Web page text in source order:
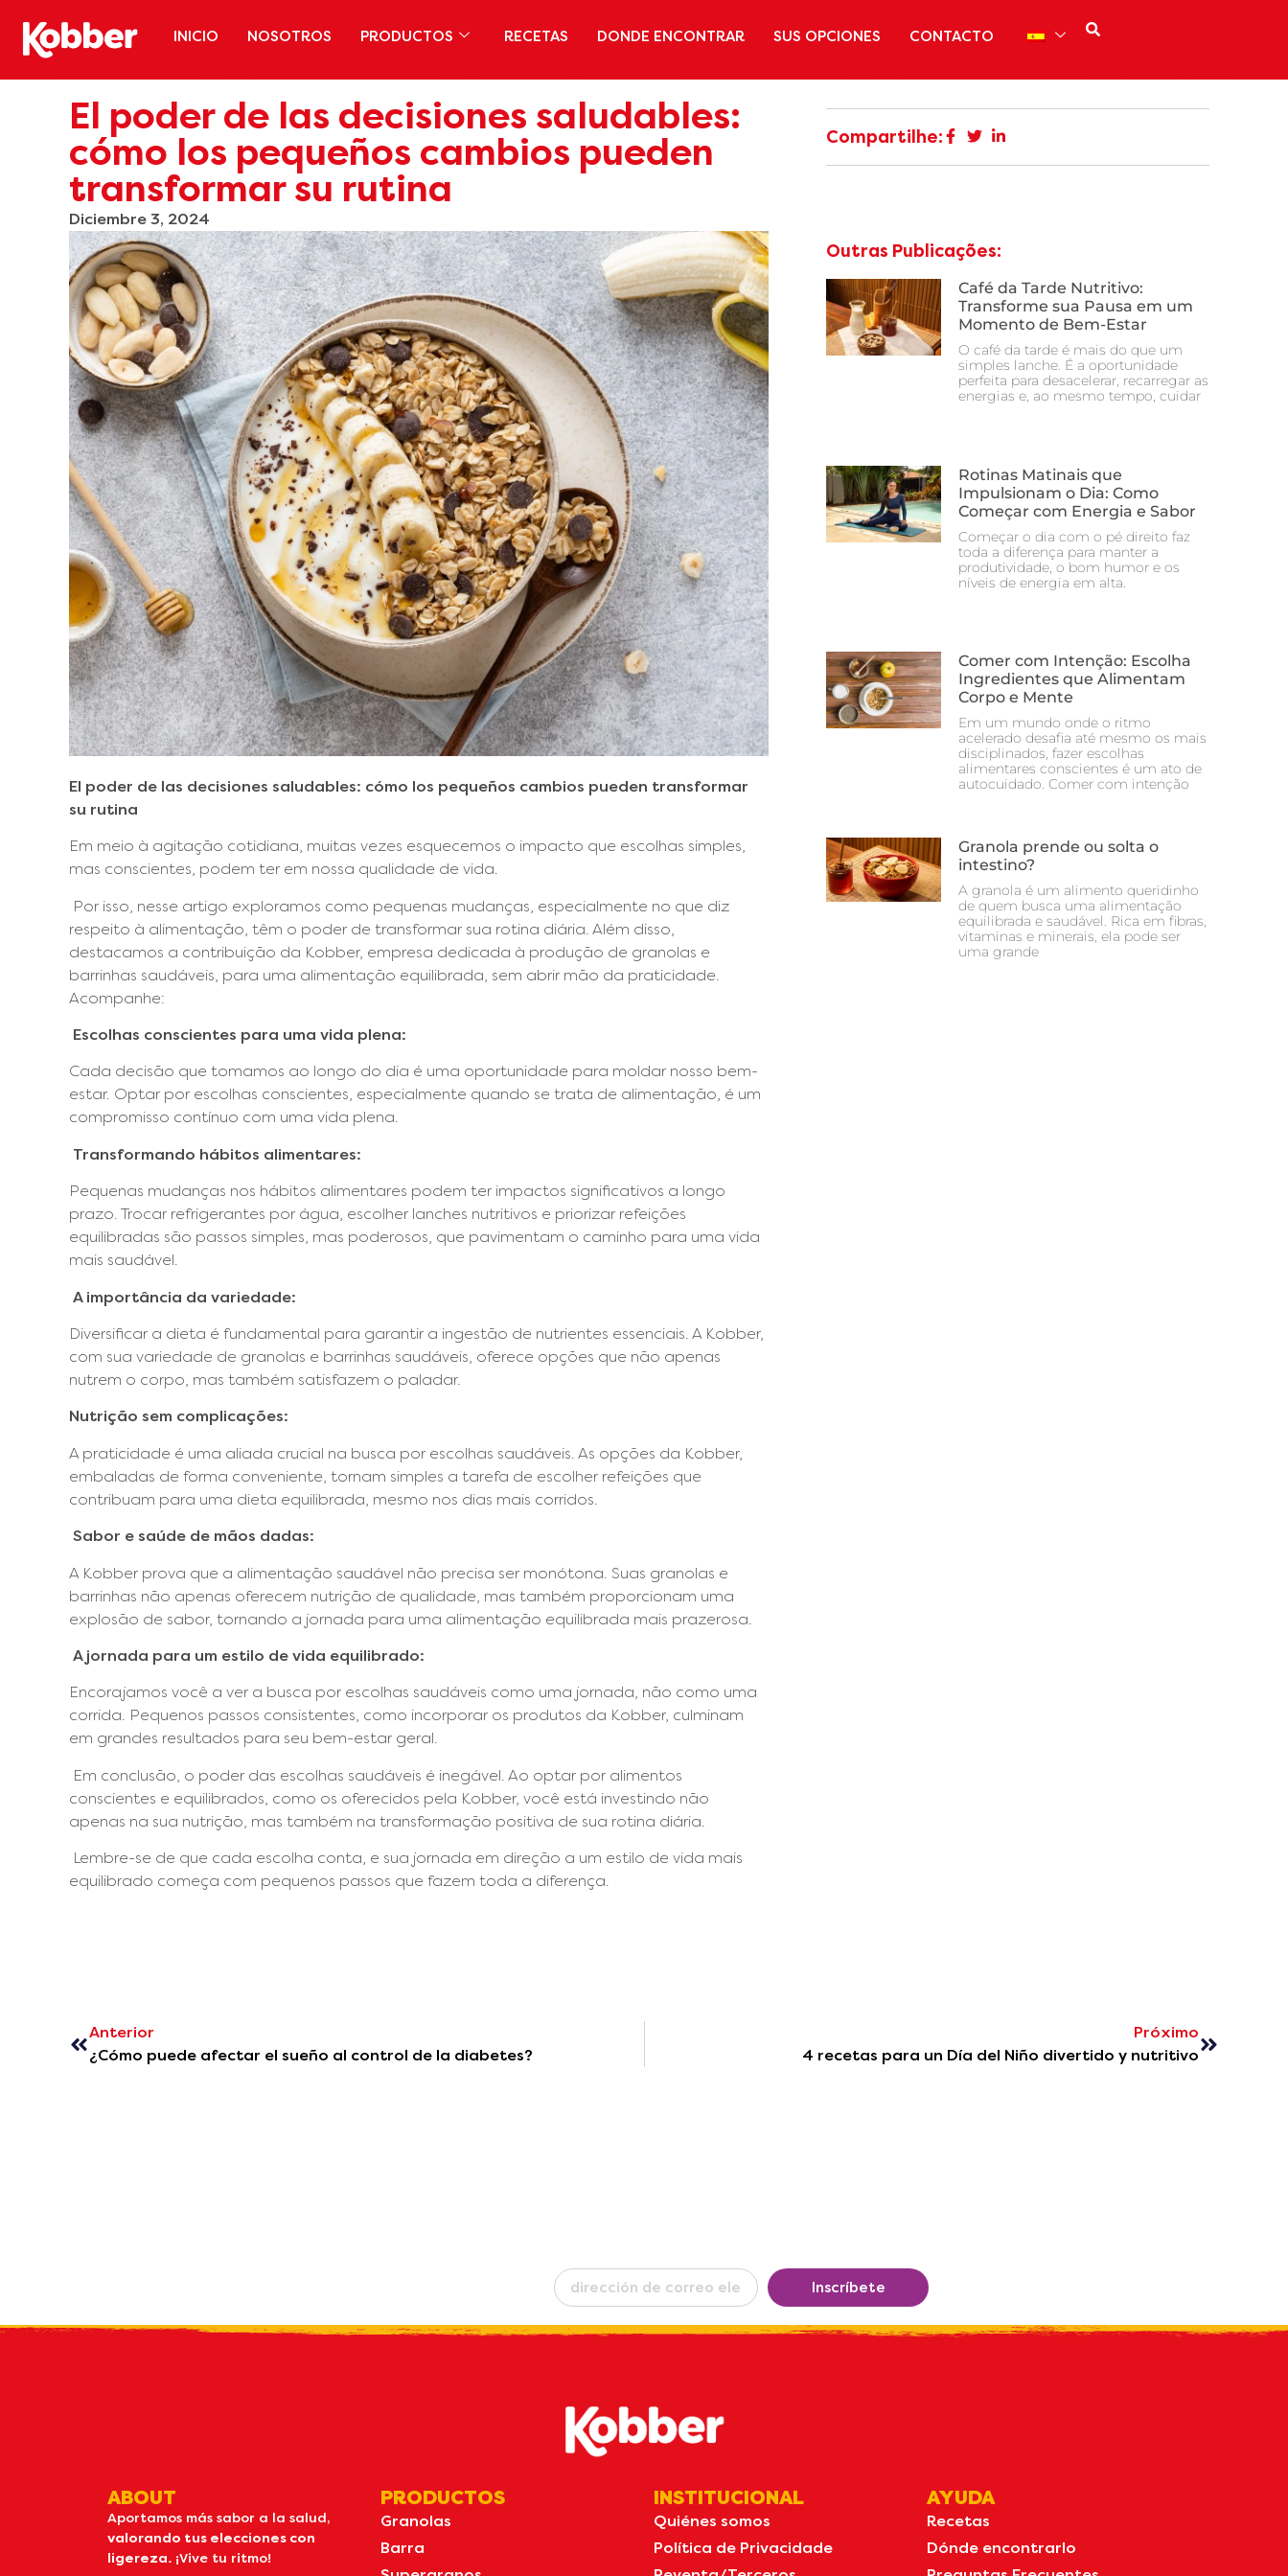
INICIO NOSOTROS PRODUCTOS RECETAS DONDE ENCONTRAR SUS OPCIONES CONTACTO
El poder de las decisiones saludables:
cómo los pequeños cambios pueden
transformar su rutina
Diciembre 3, 2024
El poder de las decisiones saludables: cómo los pequeños cambios pueden transformar
su rutina
Em meio à agitação cotidiana, muitas vezes esquecemos o impacto que escolhas simples,
mas conscientes, podem ter em nossa qualidade de vida.
Por isso, nesse artigo exploramos como pequenas mudanças, especialmente no que diz
respeito à alimentação, têm o poder de transformar sua rotina diária. Além disso,
destacamos a contribuição da Kobber, empresa dedicada à produção de granolas e
barrinhas saudáveis, para uma alimentação equilibrada, sem abrir mão da praticidade.
Acompanhe:
Escolhas conscientes para uma vida plena:
Cada decisão que tomamos ao longo do dia é uma oportunidade para moldar nosso bem-
estar. Optar por escolhas conscientes, especialmente quando se trata de alimentação, é um
compromisso contínuo com uma vida plena.
Transformando hábitos alimentares:
Pequenas mudanças nos hábitos alimentares podem ter impactos significativos a longo
prazo. Trocar refrigerantes por água, escolher lanches nutritivos e priorizar refeições
equilibradas são passos simples, mas poderosos, que pavimentam o caminho para uma vida
mais saudável.
A importância da variedade:
Diversificar a dieta é fundamental para garantir a ingestão de nutrientes essenciais. A Kobber,
com sua variedade de granolas e barrinhas saudáveis, oferece opções que não apenas
nutrem o corpo, mas também satisfazem o paladar.
Nutrição sem complicações:
A praticidade é uma aliada crucial na busca por escolhas saudáveis. As opções da Kobber,
embaladas de forma conveniente, tornam simples a tarefa de escolher refeições que
contribuam para uma dieta equilibrada, mesmo nos dias mais corridos.
Sabor e saúde de mãos dadas:
A Kobber prova que a alimentação saudável não precisa ser monótona. Suas granolas e
barrinhas não apenas oferecem nutrição de qualidade, mas também proporcionam uma
explosão de sabor, tornando a jornada para uma alimentação equilibrada mais prazerosa.
A jornada para um estilo de vida equilibrado:
Encorajamos você a ver a busca por escolhas saudáveis como uma jornada, não como uma
corrida. Pequenos passos consistentes, como incorporar os produtos da Kobber, culminam
em grandes resultados para seu bem-estar geral.
Em conclusão, o poder das escolhas saudáveis é inegável. Ao optar por alimentos
conscientes e equilibrados, como os oferecidos pela Kobber, você está investindo não
apenas na sua nutrição, mas também na transformação positiva de sua rotina diária.
Lembre-se de que cada escolha conta, e sua jornada em direção a um estilo de vida mais
equilibrado começa com pequenos passos que fazem toda a diferença.
Compartilhe:
Outras Publicações:
Café da Tarde Nutritivo:
Transforme sua Pausa em um
Momento de Bem-Estar
O café da tarde é mais do que um
simples lanche. É a oportunidade
perfeita para desacelerar, recarregar as
energias e, ao mesmo tempo, cuidar
Rotinas Matinais que
Impulsionam o Dia: Como
Começar com Energia e Sabor
Começar o dia com o pé direito faz
toda a diferença para manter a
produtividade, o bom humor e os
níveis de energia em alta.
Comer com Intenção: Escolha
Ingredientes que Alimentam
Corpo e Mente
Em um mundo onde o ritmo
acelerado desafia até mesmo os mais
disciplinados, fazer escolhas
alimentares conscientes é um ato de
autocuidado. Comer com intenção
Granola prende ou solta o
intestino?
A granola é um alimento queridinho
de quem busca uma alimentação
equilibrada e saudável. Rica em fibras,
vitaminas e minerais, ela pode ser
uma grande
Anterior
¿Cómo puede afectar el sueño al control de la diabetes?
Próximo
4 recetas para un Día del Niño divertido y nutritivo
Inscríbete
ABOUT
Aportamos más sabor a la salud,
valorando tus elecciones con
ligereza. ¡Vive tu ritmo!
PRODUCTOS
Granolas
Barra
INSTITUCIONAL
Quiénes somos
Política de Privacidade
AYUDA
Recetas
Dónde encontrarlo